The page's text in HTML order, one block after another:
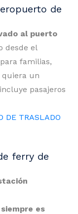
de
al puerto
desde el
familias,
un
pasajeros
DE TRASLADO
ferry de
es